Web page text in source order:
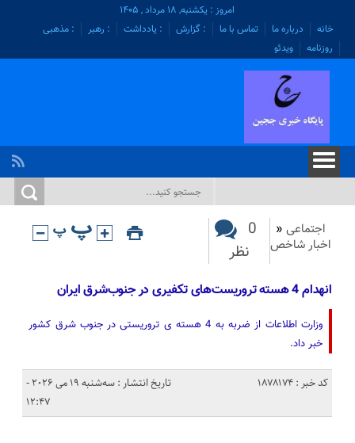
امروز : یکشنبه, ۱۸ مرداد , ۱۴۰۵
خانه
درباره ما تماس با ما : گزارش : یادداشت : رهبر
: مذهبی
روزنامه
ویدئو
اجتماعی «
اخبار شاخص
0
نظر
انهدام 4 هسته تروریست‌های تکفیری در جنوب‌شرق ایران
وزارت اطلاعات از ضربه به 4 هسته ی تروریستی در جنوب شرق کشور‌‌
خبر داد.
کد خبر : 1878174
تاریخ انتشار : سه‌شنبه 19 می 2026 -
12:47